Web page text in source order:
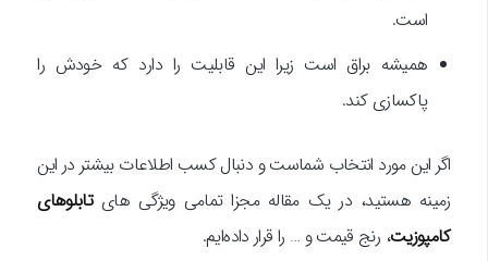
است.
همیشه براق است زیرا این قابلیت را دارد که خودش را
پاکسازی کند.
اگر این مورد انتخاب شماست و دنبال کسب اطلاعات بیشتر در این
زمینه هستید، در یک مقاله مجزا تمامی ویژگی هایتابلوهای
کامپوزیت، رنج قیمت و … را قرار داده‌ایم.